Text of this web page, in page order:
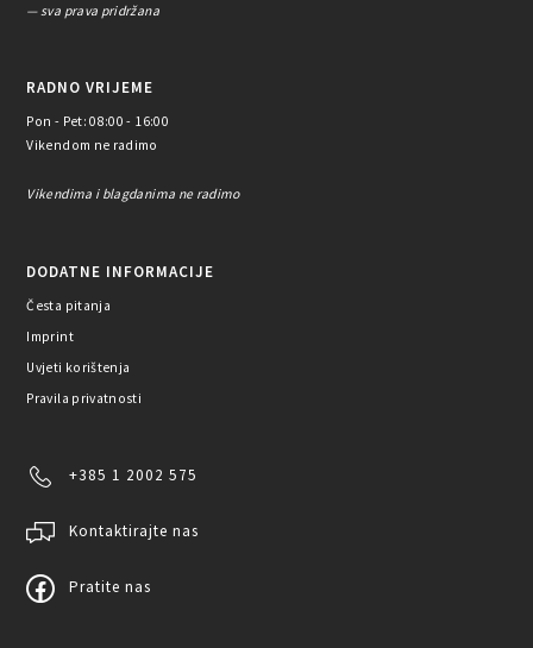
— sva prava pridržana
RADNO VRIJEME
Pon - Pet: 08:00 - 16:00
Vikendom ne radimo
Vikendima i blagdanima ne radimo
DODATNE INFORMACIJE
Česta pitanja
Imprint
Uvjeti korištenja
Pravila privatnosti
+385 1 2002 575
Kontaktirajte nas
Pratite nas